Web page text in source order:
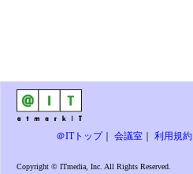
＠ITトップ｜ 会議室 利用規約
Copyright © ITmedia, Inc. All Rights Reserved.